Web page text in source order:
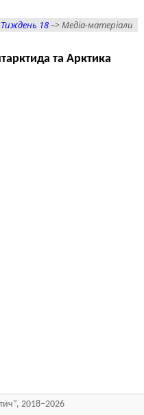
Тиждень 18–> Медіа-матеріали
та Арктика
, 2018–2026